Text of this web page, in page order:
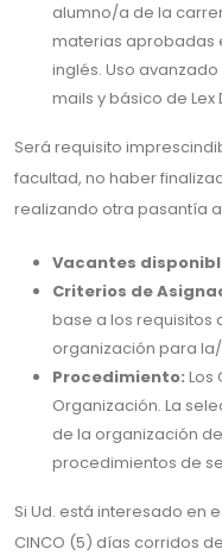
alumno/a de la
materias aprobadas
inglés. Uso avanzado
mails y básico de
Será requisito
facultad, no haber
realizando otra pasantía
Vacantes
Criterios de
base a los requisitos
organización para
Procedimiento: Los
Organización. La
de la organización
procedimientos de
Si Ud. está interesado en
CINCO (5) días corridos